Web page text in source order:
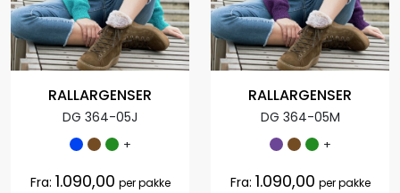
RALLARGENSER
DG 364-05J
+
Fra: 1.090,00 per pakke
RALLARGENSER
DG 364-05M
+
Fra: 1.090,00 per pakke